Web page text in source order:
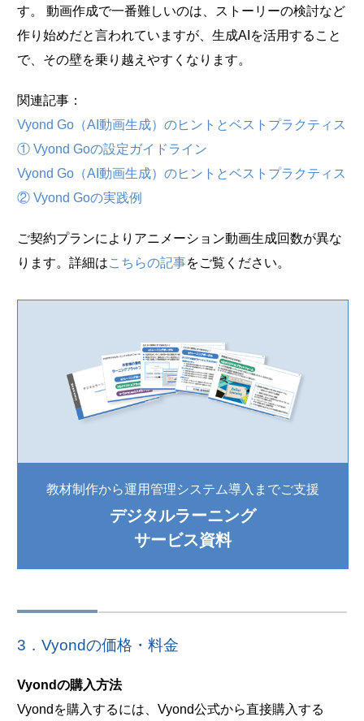
す。 動画作成で一番難しいのは、ストーリーの検討など
作り始めだと言われていますが、生成AIを活用すること
で、その壁を乗り越えやすくなります。
関連記事：
Vyond Go（AI動画生成）のヒントとベストプラクティス
① Vyond Goの設定ガイドライン
Vyond Go（AI動画生成）のヒントとベストプラクティス
② Vyond Goの実践例
ご契約プランによりアニメーション動画生成回数が異な
ります。詳細はこちらの記事をご覧ください。
教材制作から運用管理システム導入までご支援
デジタルラーニング
サービス資料
3．Vyondの価格・料金
Vyondの購入方法
Vyondを購入するには、Vyond公式から直接購入する